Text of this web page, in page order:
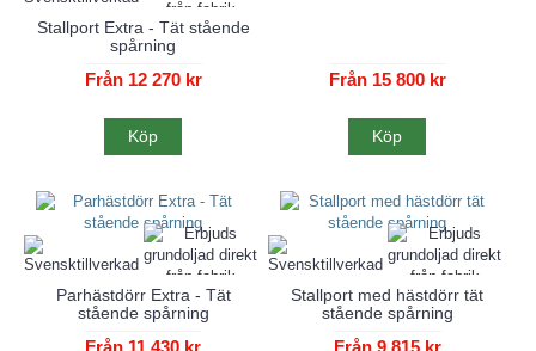
Stallport Extra - Tät stående
spårning
Från 12 270 kr
Köp
Från 15 800 kr
Köp
Parhästdörr Extra - Tät
stående spårning
Från 11 430 kr
Stallport med hästdörr tät
stående spårning
Från 9 815 kr